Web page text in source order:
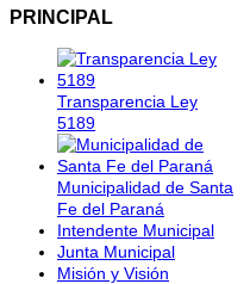
PRINCIPAL
Transparencia Ley
5189
Municipalidad de Santa
Fe del Paraná
Intendente Municipal
Junta Municipal
Misión y Visión